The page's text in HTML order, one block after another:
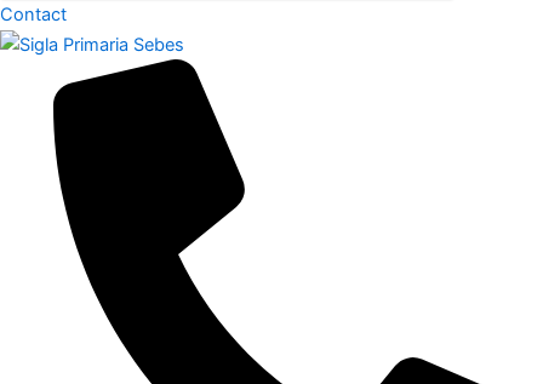
Contact